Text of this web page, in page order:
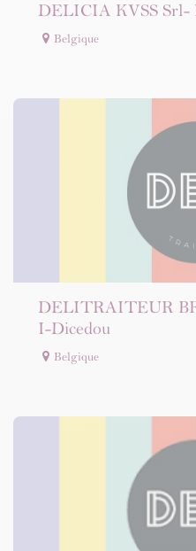
DELICIA KVSS Srl-
Belgique
DELITRAITEUR
I-Dicedou
Belgique